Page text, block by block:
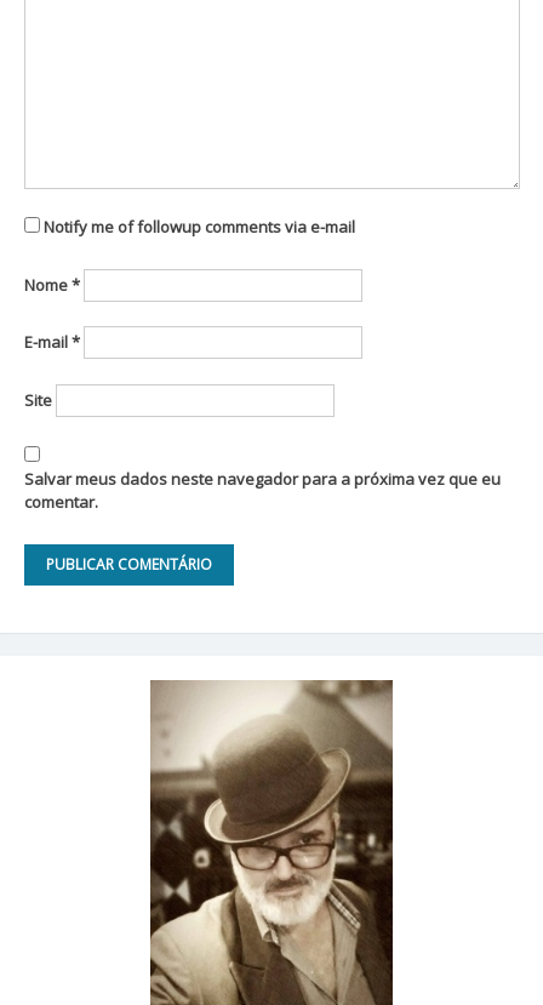
Notify me of followup comments via e-mail
Nome*
E-mail*
Site
Salvar meus dados neste navegador para a próxima vez que eu
comentar.